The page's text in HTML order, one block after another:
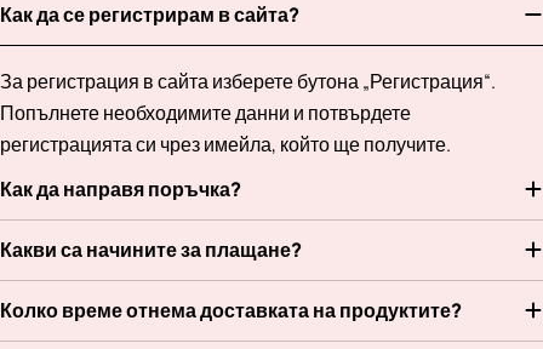
Как да се регистрирам в сайта?
За регистрация в сайта изберете бутона „Регистрация“.
Попълнете необходимите данни и потвърдете
регистрацията си чрез имейла, който ще получите.
Как да направя поръчка?
Какви са начините за плащане?
Колко време отнема доставката на продуктите?